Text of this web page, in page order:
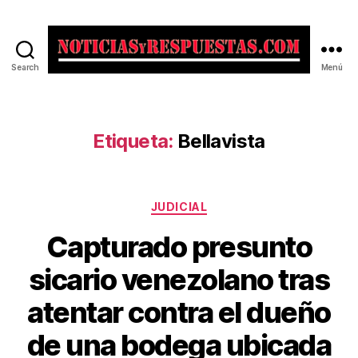
Search Menú
Etiqueta: Bellavista
Categorías
JUDICIAL
Capturado presunto
sicario venezolano tras
atentar contra el dueño
de una bodega ubicada